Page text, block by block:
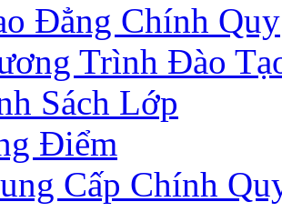
Đẳng Chính Quy
Trình Đào
Sách Lớp
Điểm
Cấp Chính